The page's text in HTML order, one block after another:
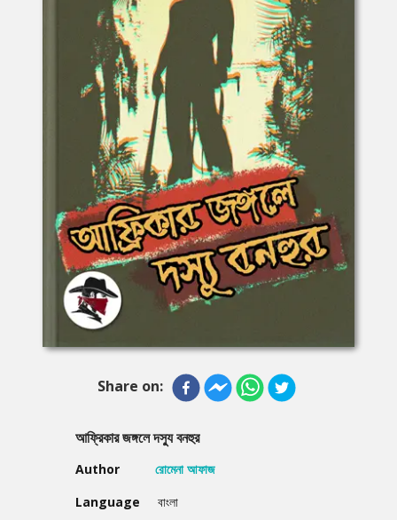
Share on:
আফ্রিকার জঙ্গলে দস্যু বনহুর
Author
রোমেনা আফাজ
Language
বাংলা